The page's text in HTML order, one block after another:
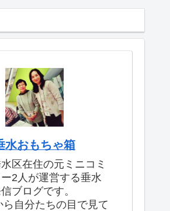
水おもちゃ箱
区在住の元ミニコミ
2人が運営する垂水
ブログです。
ら自分たちの目で見て